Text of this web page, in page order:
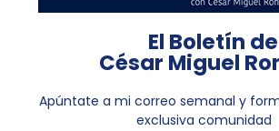
El Boletín de
César Miguel
Apúntate a mi correo semanal y
exclusiva comunidad